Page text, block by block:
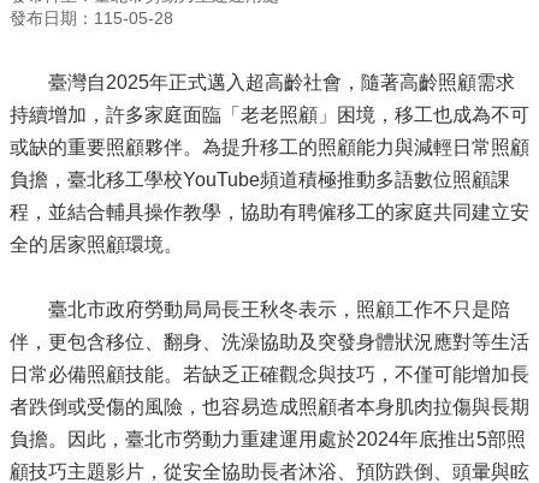
發布日期：115-05-28
臺灣自2025年正式邁入超高齡社會，隨著高齡照顧需求
持續增加，許多家庭面臨「老老照顧」困境，移工也成為不可
或缺的重要照顧夥伴。為提升移工的照顧能力與減輕日常照顧
負擔，臺北移工學校YouTube頻道積極推動多語數位照顧課
程，並結合輔具操作教學，協助有聘僱移工的家庭共同建立安
全的居家照顧環境。
臺北市政府勞動局局長王秋冬表示，照顧工作不只是陪
伴，更包含移位、翻身、洗澡協助及突發身體狀況應對等生活
日常必備照顧技能。若缺乏正確觀念與技巧，不僅可能增加長
者跌倒或受傷的風險，也容易造成照顧者本身肌肉拉傷與長期
負擔。因此，臺北市勞動力重建運用處於2024年底推出5部照
顧技巧主題影片，從安全協助長者沐浴、預防跌倒、頭暈與眩